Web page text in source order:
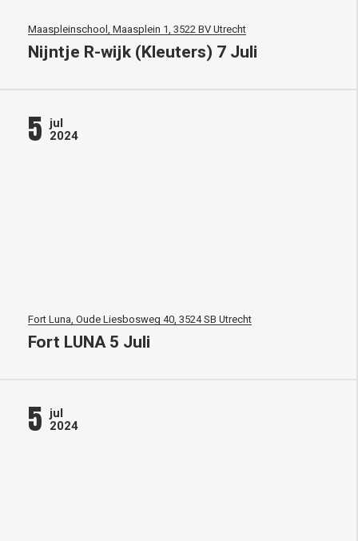
Maaspleinschool, Maasplein 1, 3522 BV Utrecht
Nijntje R-wijk (Kleuters) 7 Juli
5 jul
2024
Fort Luna, Oude Liesbosweg 40, 3524 SB Utrecht
Fort LUNA 5 Juli
5 jul
2024